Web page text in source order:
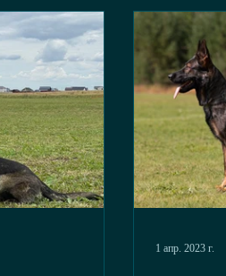
1 апр. 2023 г.